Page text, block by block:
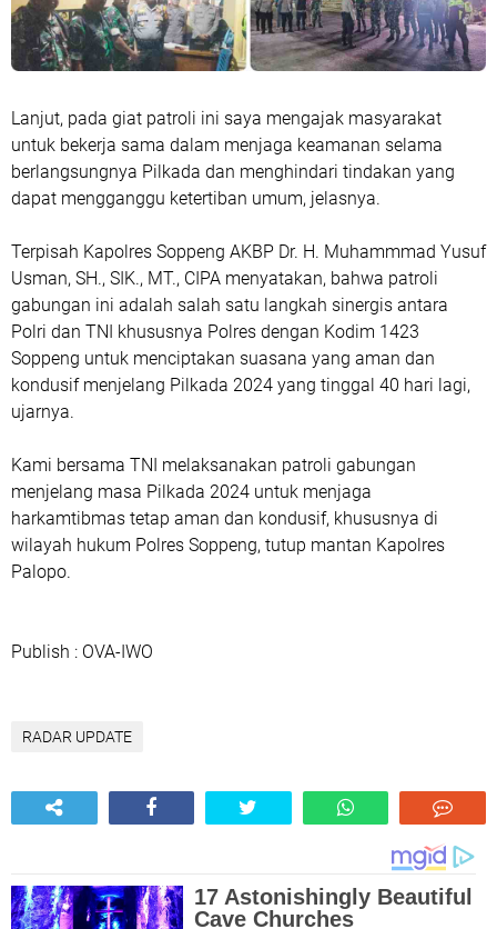
Lanjut, pada giat patroli ini saya mengajak masyarakat
untuk bekerja sama dalam menjaga keamanan selama
berlangsungnya Pilkada dan menghindari tindakan yang
dapat mengganggu ketertiban umum, jelasnya.
Terpisah Kapolres Soppeng AKBP Dr. H. Muhammmad Yusuf
Usman, SH., SIK., MT., CIPA menyatakan, bahwa patroli
gabungan ini adalah salah satu langkah sinergis antara
Polri dan TNI khususnya Polres dengan Kodim 1423
Soppeng untuk menciptakan suasana yang aman dan
kondusif menjelang Pilkada 2024 yang tinggal 40 hari lagi,
ujarnya.
Kami bersama TNI melaksanakan patroli gabungan
menjelang masa Pilkada 2024 untuk menjaga
harkamtibmas tetap aman dan kondusif, khususnya di
wilayah hukum Polres Soppeng, tutup mantan Kapolres
Palopo.
Publish : OVA-IWO
RADAR UPDATE